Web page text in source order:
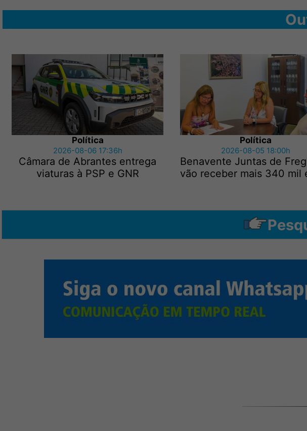
Política
2026-08-06 17:36h
Câmara de Abrantes entrega
viaturas à PSP e GNR
Política
2026-08-05 18:00h
Benavente Juntas de
vão receber mais 340 mil